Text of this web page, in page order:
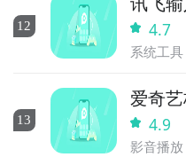
12 4.7
系统工具
13
爱奇
4.9
影音播放